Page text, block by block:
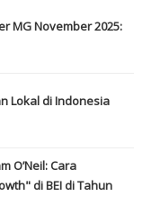
MG November 2025:
Lokal di Indonesia
O’Neil: Cara
di BEI di Tahun